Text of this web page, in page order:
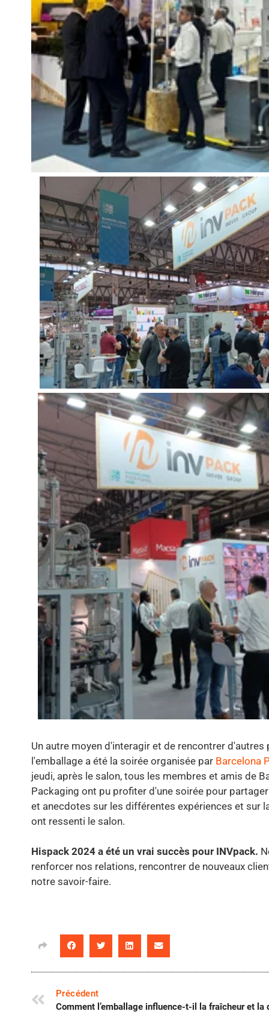
Un autre moyen d'interagir et de rencontrer
l'emballage a été la soirée organisée par Barcelona
jeudi, après le salon, tous les membres et amis de
Packaging ont pu profiter d'une soirée pour
et anecdotes sur les différentes expériences et sur
ont ressenti le salon.
Hispack 2024 a été un vrai succès pour INVpack.
renforcer nos relations, rencontrer de nouveaux
notre savoir-faire.
Précédent
Comment l’emballage influence-t-il la fraîcheur et la